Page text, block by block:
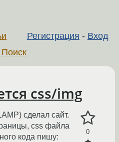
Регистрация - Вход
Поиск
css/img
0
сделал сайт.
css файла
кода пишу: